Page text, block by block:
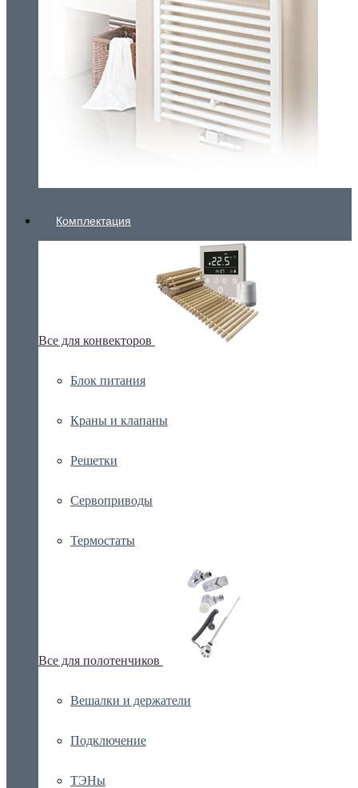
Комплектация
Все для конвекторов
Блок питания
Краны и клапаны
Решетки
Сервоприводы
Термостаты
Все для полотенчиков
Вешалки и держатели
Подключение
ТЭНы